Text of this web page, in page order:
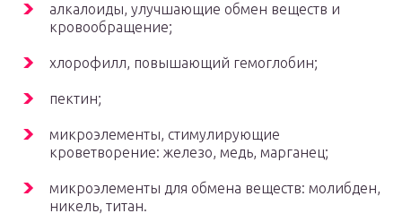
алкалоиды, улучшающие обмен веществ и
кровообращение;
хлорофилл, повышающий гемоглобин;
пектин;
микроэлементы, стимулирующие
кроветворение: железо, медь, марганец;
микроэлементы для обмена веществ: молибден,
никель, титан.